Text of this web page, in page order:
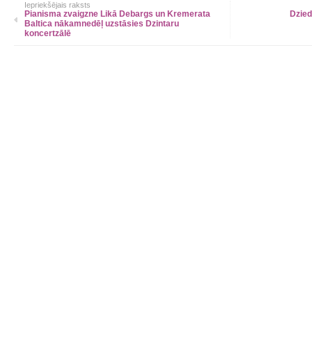
Iepriekšējais raksts
Pianisma zvaigzne Likā Debargs un Kremerata
Baltica nākamnedēļ uzstāsies Dzintaru
koncertzālē